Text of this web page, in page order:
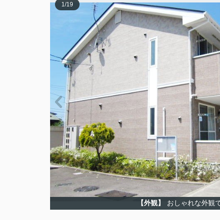
1/19
【外観】 おしゃれな外観